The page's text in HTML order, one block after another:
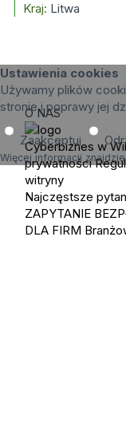
Kraj: Litwa
Ustawienia cookies
Używamy plików
stronie i poprawy jej
Zaakceptuj
Więcej informacji
O NAS
Cyberbiznes w
prywatności
witryny
Najczęstsze
ZAPYTANIE
DLA FIRM